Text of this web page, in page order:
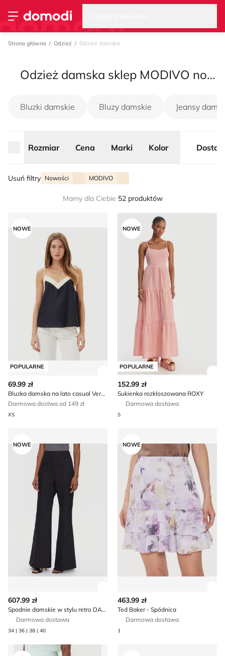
Przełącz menu
Strona główna
Strona główna Odzież Odzież damska
Odzież damska sklep MODIVO nowości, lato 2026
Bluzki damskie Bluzy damskie Jeansy
Rozmiar Cena Marki Kolor
Usuń filtry Nowości MODIVO
Mamy dla Ciebie 52 produktów
Rozmiar
Bluzka damska na lato casual Vero Moda
POPULARNE
NOWE
Zobacz szczegóły produktu
69.99 zł
Bluzka damska na lato casual Vero Moda
Darmowa dostwa od 149 zł
XS
Sukienka rozkloszowana
POPULARNE
NOWE
152.99 zł
Sukienka rozkloszowana ROXY
Darmowa dostawa
S
NOWE
607.99 zł
Spodnie damskie w stylu retro DAY BIRGER ÉT MIKKELSEN
Darmowa dostawa
34 | 36 | 38 | 40
NOWE
463.99 zł
Ted Baker - Spódnica
Darmowa dostawa
1
Spódnica Rinascimento